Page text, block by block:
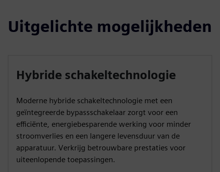
Uitgelichte mogelijkheden
Hybride schakeltechnologie
Moderne hybride schakeltechnologie met een
geïntegreerde bypassschakelaar zorgt voor een
efficiënte, energiebesparende werking voor minder
stroomverlies en een langere levensduur van de
apparatuur. Verkrijg betrouwbare prestaties voor
uiteenlopende toepassingen.